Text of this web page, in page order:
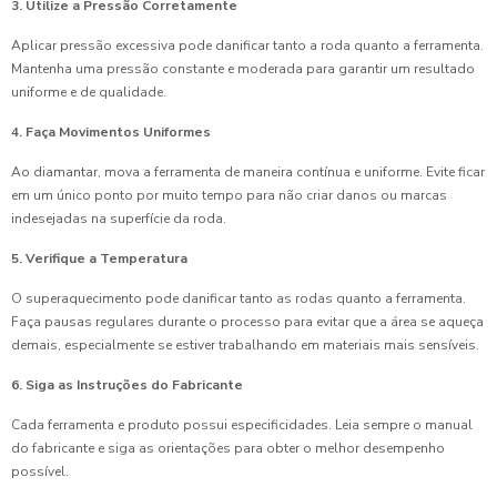
3. Utilize a Pressão Corretamente
Aplicar pressão excessiva pode danificar tanto a roda quanto a ferramenta.
Mantenha uma pressão constante e moderada para garantir um resultado
uniforme e de qualidade.
4. Faça Movimentos Uniformes
Ao diamantar, mova a ferramenta de maneira contínua e uniforme. Evite ficar
em um único ponto por muito tempo para não criar danos ou marcas
indesejadas na superfície da roda.
5. Verifique a Temperatura
O superaquecimento pode danificar tanto as rodas quanto a ferramenta.
Faça pausas regulares durante o processo para evitar que a área se aqueça
demais, especialmente se estiver trabalhando em materiais mais sensíveis.
6. Siga as Instruções do Fabricante
Cada ferramenta e produto possui especificidades. Leia sempre o manual
do fabricante e siga as orientações para obter o melhor desempenho
possível.